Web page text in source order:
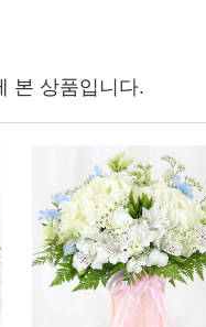
본 상품입니다.